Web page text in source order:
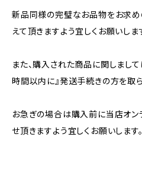
新品同様の完璧なお品物をお求
えて頂きますよう宜しくお願いしま
また、購入された商品に関しまし
時間以内に』発送手続きの方を取ら
お急ぎの場合は購入前に当店オン
せ頂きますよう宜しくお願いします。